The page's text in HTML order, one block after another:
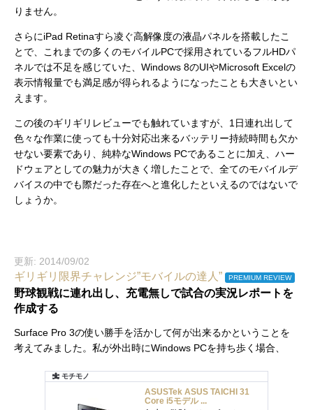
りません。
さらにiPad Retinaすら凌ぐ高解像度の液晶パネルを搭載したこ
とで、これまでの多くのモバイルPCで採用されているフルHDパ
ネルでは不足を感じていた、Windows 8のUIやMicrosoft Excelの
表示情報量でも満足感が得られるようになったことも大きいとい
えます。
この後のギリギリレビューでも触れていますが、1日連れ出して
色々な作業に使っても十分対応出来るバッテリー持続時間も欠か
せない要素であり、純粋なWindows PCであることに加え、ハー
ドウェアとしての魅力が大きく増したことで、全てのモバイルデ
バイスの中でも際だった存在へと進化したといえるのではないで
しょうか。
更新: 2014/09/02
ギリギリ限界チャレンジ”モバイルの達人” PREMIUM REVIEW
野球観戦に連れ出し、充電無しで試合の実況レポートを
作成する
Surface Pro 3の使い勝手を活かして何が出来るかということを
考えてみました。私が外出時にWindows PCを持ち歩く場合、